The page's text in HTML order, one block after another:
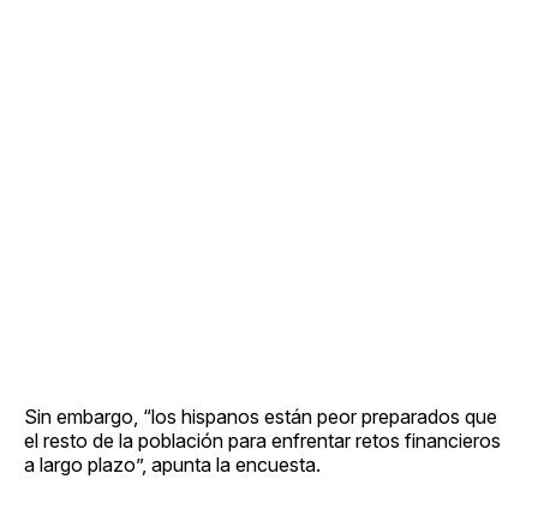
Sin embargo, “los hispanos están peor preparados que
el resto de la población para enfrentar retos financieros
a largo plazo”, apunta la encuesta.